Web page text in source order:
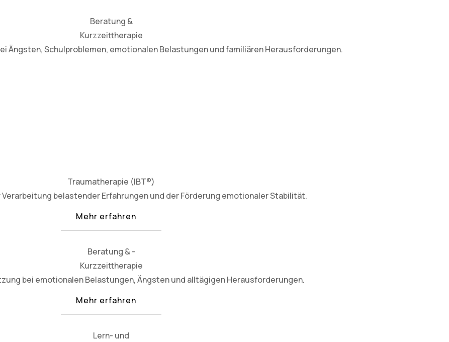
Beratung &
Kurzzeittherapie
Ängsten, Schulproblemen, emotionalen Belastungen und familiären Herausforderungen.
Traumatherapie (IBT®)
belastender Erfahrungen und der Förderung emotionaler Stabilität.
Mehr erfahren
Beratung & -
Kurzzeittherapie
bei emotionalen Belastungen, Ängsten und alltägigen Herausforderungen.
Mehr erfahren
Lern- und